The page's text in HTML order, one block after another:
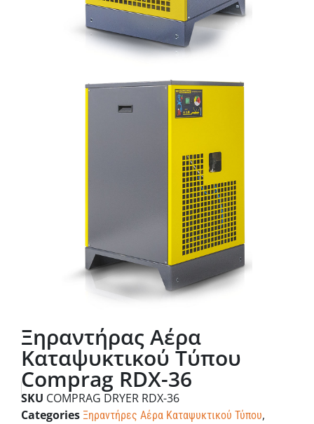
Ξηραντήρας Αέρα
Καταψυκτικού Τύπου
Comprag RDX-36
SKU COMPRAG DRYER RDX-36
Categories Ξηραντήρες Αέρα Καταψυκτικού Τύπου,